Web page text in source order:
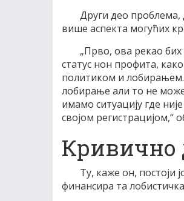
Други део проблема,
више аспекта могућих
„Прво, ова рекао бих
статус нон профита,
политиком и лобирањем.
лобирање али то не може
имамо ситуацију где
својом регистрацијом,“
Кривично
Ту, каже он, постоји
финансира та